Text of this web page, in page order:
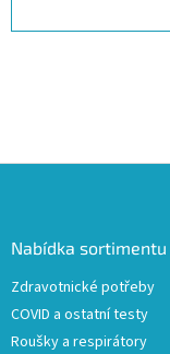
Nabídka sortimentu
Zdravotnické potřeby
COVID a ostatní testy
Roušky a respirátory